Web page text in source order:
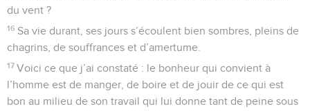
du vent ?
16 Sa vie durant, ses jours s’écoulent bien sombres, pleins de
chagrins, de souffrances et d’amertume.
17 Voici ce que j’ai constaté : le bonheur qui convient à
l’homme est de manger, de boire et de jouir de ce qui est
bon au milieu de son travail qui lui donne tant de peine sous